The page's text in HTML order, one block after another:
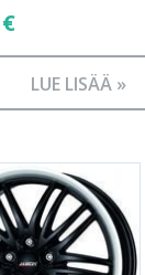
€
LUE LISÄÄ »